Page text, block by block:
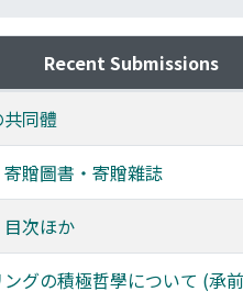
Recent Submissions
同體
贈圖書・寄贈雜誌
次ほか
グの積極哲學について (承